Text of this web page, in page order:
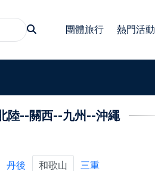
團體旅行 熱門活動
家族旅遊日本包車
員工旅遊日本包車
陸--關西--九州--沖繩
丹後 和歌山 三重